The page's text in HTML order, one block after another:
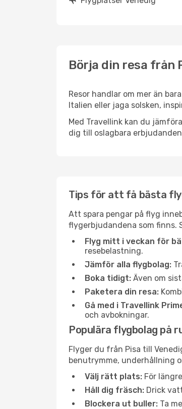
Börja din resa från
Resor handlar om mer än
Italien eller jaga solsken,
Med Travellink kan du
dig till oslagbara
Tips för att få bästa
Att spara pengar på flyg
flygerbjudandena som finns.
Flyg mitt i veckan för
resebelastning.
Jämför alla flygbolag:
Boka tidigt: Även om
Paketera din resa:
Gå med i Travellink
och avbokningar.
Populära flygbolag på
Flyger du från Pisa till
benutrymme, underhållning
Välj rätt plats: För
Håll dig fräsch: Drick
Blockera ut buller: Ta